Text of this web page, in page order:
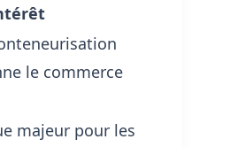
le commerce
majeur pour les